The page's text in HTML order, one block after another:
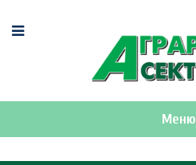
Меню